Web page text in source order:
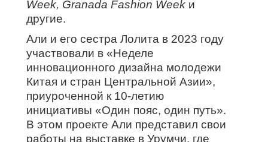
Week, Granada Fashion Weekи
другие.
Али и его сестра Лолита в 2023 году
участвовали в «Неделе
инновационного дизайна молодежи
Китая и стран Центральной Азии»,
приуроченной к 10-летию
инициативы «Один пояс, один путь».
В этом проекте Али представил свои
работы на выставке в Урумчи, где